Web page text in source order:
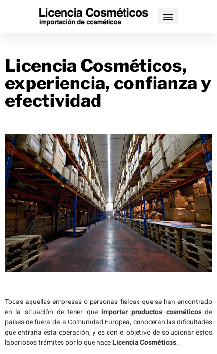
Licencia Cosméticos,
experiencia, confianza y
efectividad
Todas aquellas empresas o personas físicas que se han encontrado
en la situación de tener que importar productos cosméticosde
países de fuera de la Comunidad Europea, conocerán las dificultades
que entraña esta operación, y es con el objetivo de solucionar estos
laboriosos trámites por lo que naceLicencia Cosméticos.